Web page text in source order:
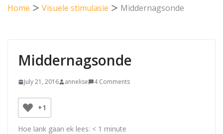
Home
Visuele stimulasie Middernagsonde
Middernagsonde
July 21, 2016 annelise 4 Comments
+1
Hoe lank gaan ek lees: < 1 minute